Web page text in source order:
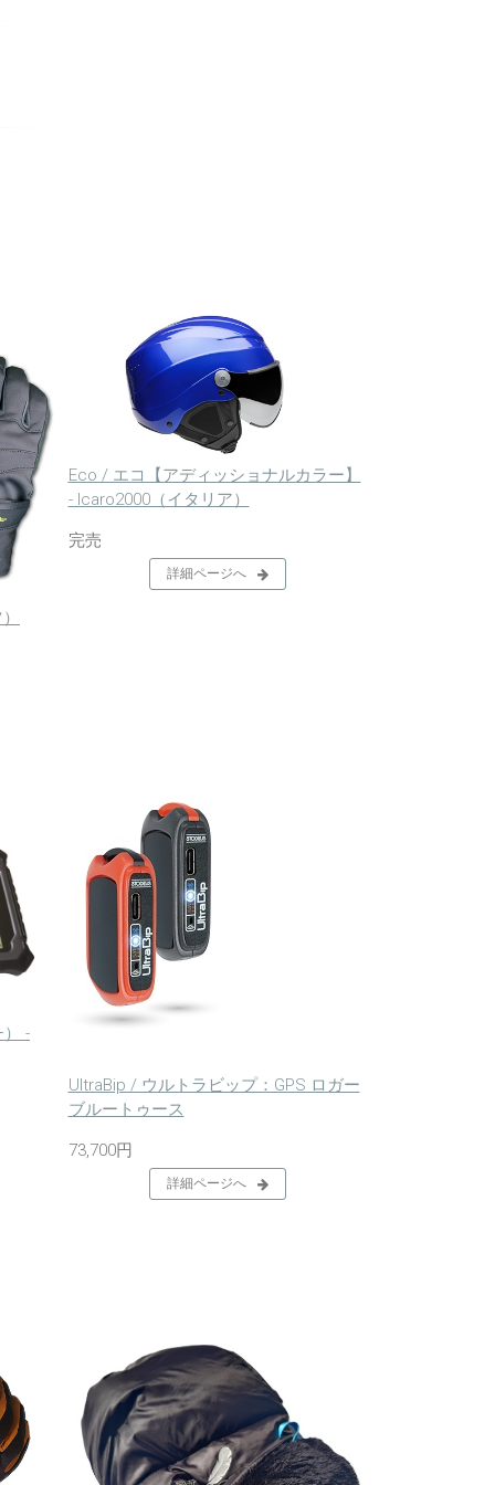
Eco / エコ【アディッショナルカラー】
- Icaro2000（イタリア）
完売
詳細ページへ
-
UltraBip / ウルトラビップ：GPS ロガー
ブルートゥース
73,700円
詳細ページへ